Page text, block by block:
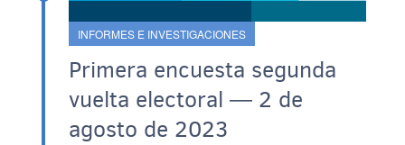
INFORMES E INVESTIGACIONES
Primera encuesta segunda
vuelta electoral ― 2 de
agosto de 2023